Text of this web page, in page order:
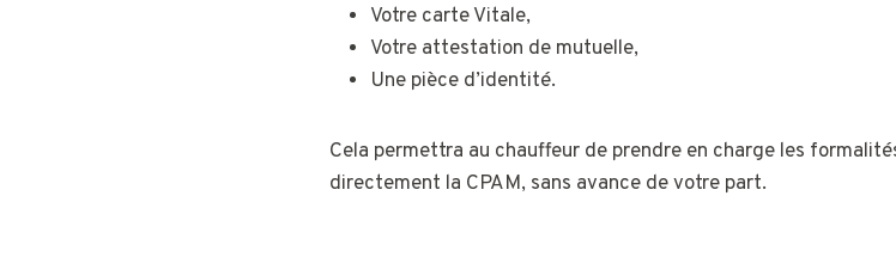
Votre carte Vitale,
Votre attestation de mutuelle,
Une pièce d’identité.
Cela permettra au chauffeur de prendre en charge les
directement la CPAM, sans avance de votre part.